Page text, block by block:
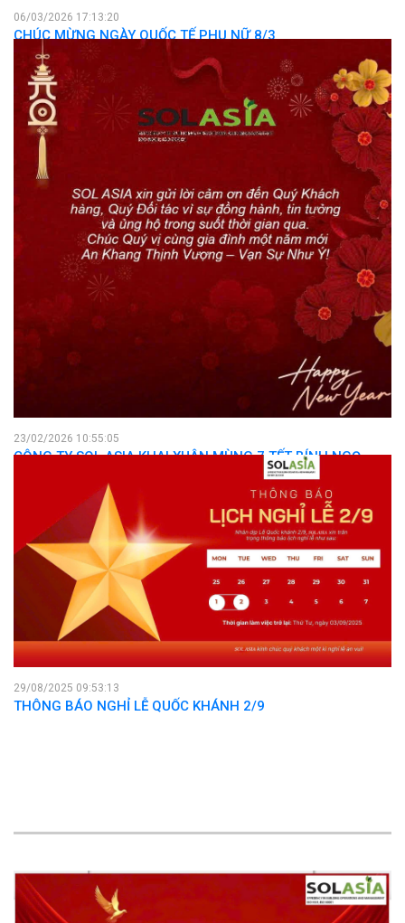
06/03/2026 17:13:20
CHÚC MỪNG NGÀY QUỐC TẾ PHỤ NỮ 8/3
23/02/2026 10:55:05
CÔNG TY SOL ASIA KHAI XUÂN MÙNG 7 TẾT BÍNH NGỌ
29/08/2025 09:53:13
THÔNG BÁO NGHỈ LỄ QUỐC KHÁNH 2/9